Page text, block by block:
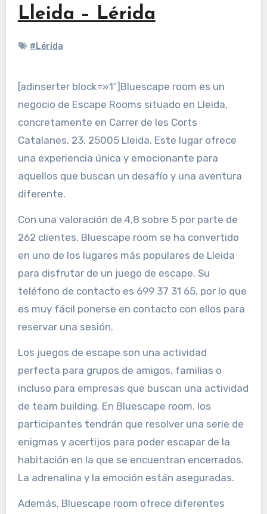
Lleida – Lérida
#Lérida
[adinserter block=»1″]Bluescape room es un
negocio de Escape Rooms situado en Lleida,
concretamente en Carrer de les Corts
Catalanes, 23, 25005 Lleida. Este lugar ofrece
una experiencia única y emocionante para
aquellos que buscan un desafío y una aventura
diferente.
Con una valoración de 4,8 sobre 5 por parte de
262 clientes, Bluescape room se ha convertido
en uno de los lugares más populares de Lleida
para disfrutar de un juego de escape. Su
teléfono de contacto es 699 37 31 65, por lo que
es muy fácil ponerse en contacto con ellos para
reservar una sesión.
Los juegos de escape son una actividad
perfecta para grupos de amigos, familias o
incluso para empresas que buscan una actividad
de team building. En Bluescape room, los
participantes tendrán que resolver una serie de
enigmas y acertijos para poder escapar de la
habitación en la que se encuentran encerrados.
La adrenalina y la emoción están aseguradas.
Además, Bluescape room ofrece diferentes